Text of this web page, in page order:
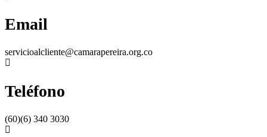
Email
servicioalcliente@camarapereira.org.co
Teléfono
(60)(6) 340 3030